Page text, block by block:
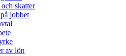
skatter
jobbet
av lön